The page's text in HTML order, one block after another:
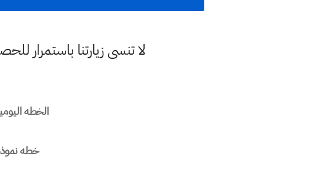
لا تنسى زيارتنا
الخطه
خطه